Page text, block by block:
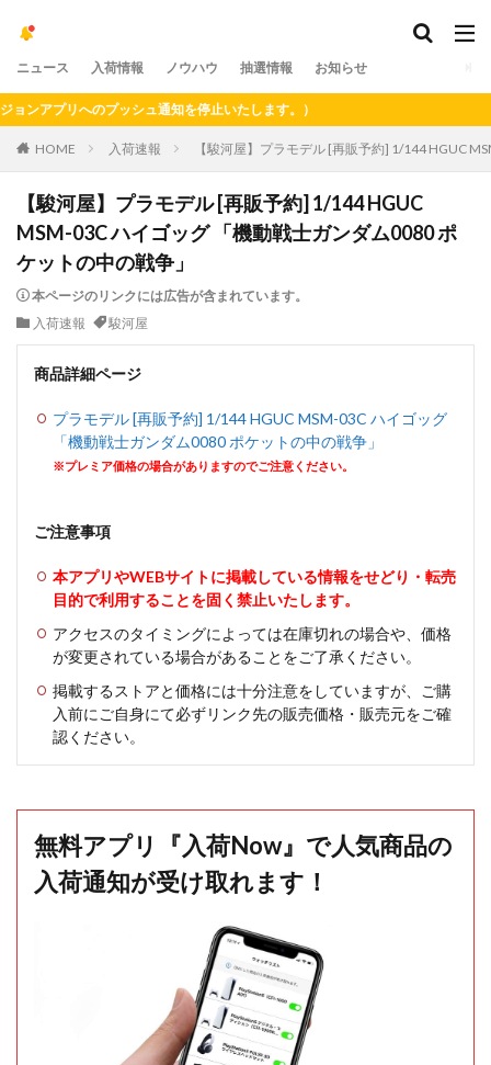
ニュース 入荷情報 ノウハウ 抽選情報 お知らせ
プリへのプッシュ通知を停止いたします。）
HOME 入荷速報 【駿河屋】プラモデル [再販予約] 1/144 HGUC
【駿河屋】プラモデル [再販予約] 1/144 HGUC
MSM-03C ハイゴッグ 「機動戦士ガンダム0080 ポ
ケットの中の戦争」
本ページのリンクには広告が含まれています。
入荷速報
駿河屋
商品詳細ページ
プラモデル [再販予約] 1/144 HGUC MSM-03C ハイゴッグ
「機動戦士ガンダム0080 ポケットの中の戦争」
※プレミア価格の場合がありますのでご注意ください。
ご注意事項
本アプリやWEBサイトに掲載している情報をせどり・転売
目的で利用することを固く禁止いたします。
アクセスのタイミングによっては在庫切れの場合や、価格
が変更されている場合があることをご了承ください。
掲載するストアと価格には十分注意をしていますが、ご購
入前にご自身にて必ずリンク先の販売価格・販売元をご確
認ください。
無料アプリ『入荷Now』で人気商品の
入荷通知が受け取れます！